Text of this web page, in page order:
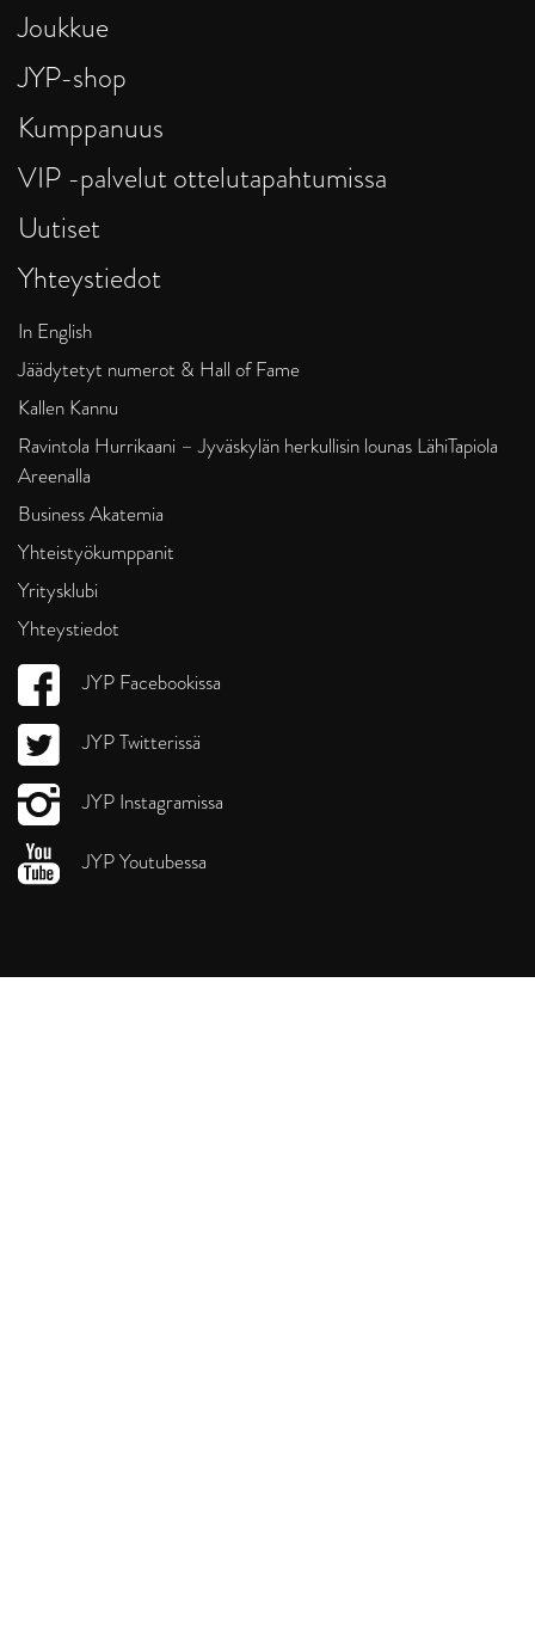
Joukkue
JYP-shop
Kumppanuus
VIP -palvelut ottelutapahtumissa
Uutiset
Yhteystiedot
In English
Jäädytetyt numerot & Hall of Fame
Kallen Kannu
Ravintola Hurrikaani – Jyväskylän herkullisin lounas LähiTapiola
Areenalla
Business Akatemia
Yhteistyökumppanit
Yritysklubi
Yhteystiedot
JYP Facebookissa
JYP Twitterissä
JYP Instagramissa
JYP Youtubessa